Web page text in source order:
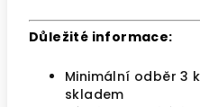
Důležité informace:
Minimální odběr 3
skladem